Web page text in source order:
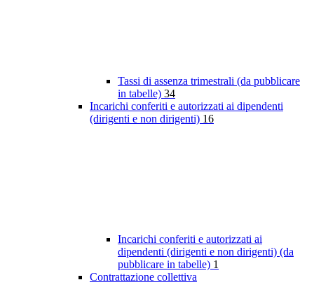
Tassi di assenza trimestrali (da pubblicare
in tabelle) 34
Incarichi conferiti e autorizzati ai dipendenti
(dirigenti e non dirigenti) 16
Incarichi conferiti e autorizzati ai
dipendenti (dirigenti e non dirigenti) (da
pubblicare in tabelle) 1
Contrattazione collettiva